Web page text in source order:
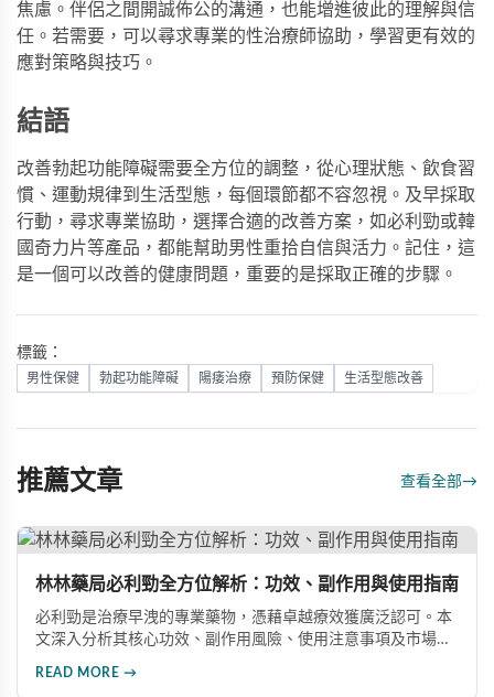
焦慮。伴侶之間開誠佈公的溝通，也能增進彼此的理解與信
任。若需要，可以尋求專業的性治療師協助，學習更有效的
應對策略與技巧。
結語
改善勃起功能障礙需要全方位的調整，從心理狀態、飲食習
慣、運動規律到生活型態，每個環節都不容忽視。及早採取
行動，尋求專業協助，選擇合適的改善方案，如必利勁或韓
國奇力片等產品，都能幫助男性重拾自信與活力。記住，這
是一個可以改善的健康問題，重要的是採取正確的步驟。
標籤：
男性保健 勃起功能障礙 陽痿治療 預防保健 生活型態改善
推薦文章 查看全部→
林林藥局必利勁全方位解析：功效、副作用與使用指南
必利勁是治療早洩的專業藥物，憑藉卓越療效獲廣泛認可。本
文深入分析其核心功效、副作用風險、使用注意事項及市場發
READ MORE →